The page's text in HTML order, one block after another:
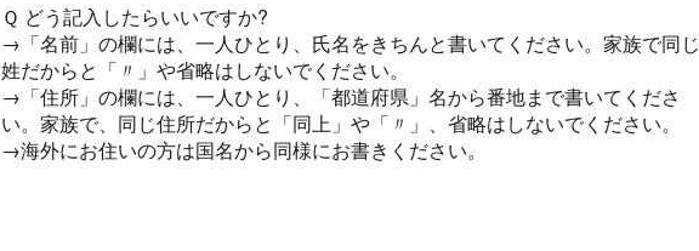
Ｑ どう記入したらいいですか?
→「名前」の欄には、一人ひとり、氏名をきちんと書いてください。家族で同じ
姓だからと「〃」や省略はしないでください。
→「住所」の欄には、一人ひとり、「都道府県」名から番地まで書いてくださ
い。家族で、同じ住所だからと「同上」や「〃」、省略はしないでください。
→海外にお住いの方は国名から同様にお書きください。